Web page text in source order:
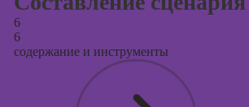
6
6
содержание и инструменты